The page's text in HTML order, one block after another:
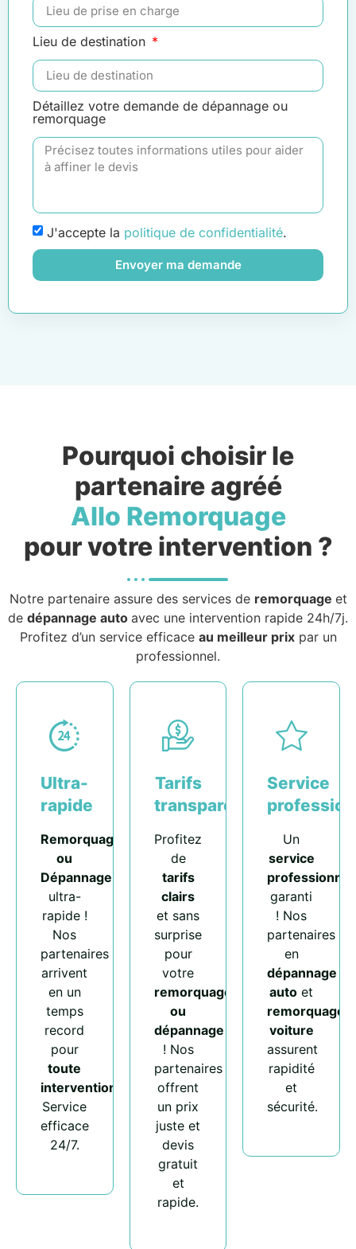
Lieu de destination
Détaillez votre demande de dépannage ou
remorquage
J'accepte la politique de confidentialité.
Envoyer ma demande
Pourquoi choisir le
partenaire agréé
Allo Remorquage
pour votre intervention ?
Notre partenaire assure des services de remorquage et
de dépannage auto avec une intervention rapide 24h/7j.
Profitez d’un service efficace au meilleur prixpar un
professionnel.
Ultra-
rapide
Remorquage
ou
Dépannage
ultra-
rapide !
Nos
partenaires
arrivent
en un
temps
record
pour
toute
intervention
Service
efficace
24/7.
Tarifs
transparents
Profitez
de
tarifs
clairs
et sans
surprise
pour
votre
remorquage
ou
dépannage
! Nos
partenaires
offrent
un prix
juste et
devis
gratuit
et
rapide.
Service
Un
service
professionnel
garanti
! Nos
partenaires
en
dépannage
auto et
remorquage
voiture
assurent
rapidité
et
sécurité.